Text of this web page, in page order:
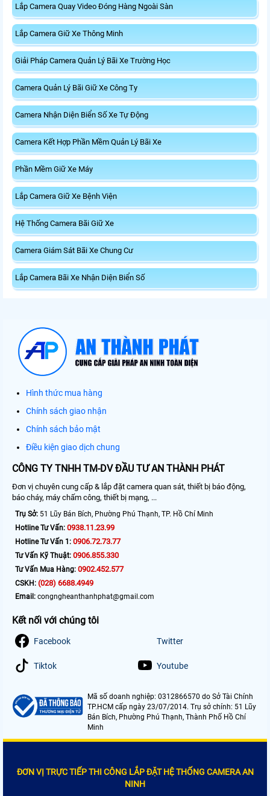
Lắp Camera Quay Video Đóng Hàng Ngoài Sàn
Lắp Camera Giữ Xe Thông Minh
Giải Pháp Camera Quản Lý Bãi Xe Trường Học
Camera Quản Lý Bãi Giữ Xe Công Ty
Camera Nhận Diện Biển Số Xe Tự Động
Camera Kết Hợp Phần Mềm Quản Lý Bãi Xe
Phần Mềm Giữ Xe Máy
Lắp Camera Giữ Xe Bệnh Viện
Hệ Thống Camera Bãi Giữ Xe
Camera Giám Sát Bãi Xe Chung Cư
Lắp Camera Bãi Xe Nhận Diện Biển Số
Hình thức mua hàng
Chính sách giao nhận
Chính sách bảo mật
Điều kiện giao dịch chung
CÔNG TY TNHH TM-DV ĐẦU TƯ AN THÀNH PHÁT
Đơn vị chuyên cung cấp & lắp đặt camera quan sát, thiết bị báo động,
báo cháy, máy chấm công, thiết bị mạng, ...
Trụ Sở: 51 Lũy Bán Bích, Phường Phú Thạnh, TP. Hồ Chí Minh
Hotline Tư Vấn: 0938.11.23.99
Hotline Tư Vấn 1: 0906.72.73.77
Tư Vấn Kỹ Thuật: 0906.855.330
Tư Vấn Mua Hàng: 0902.452.577
CSKH: (028) 6688.4949
Email: congngheanthanhphat@gmail.com
Kết nối với chúng tôi
Facebook Twitter
Tiktok Youtube
Mã số doanh nghiệp: 0312866570 do Sở Tài Chính
TP.HCM cấp ngày 23/07/2014. Trụ sở chính: 51 Lũy
Bán Bích, Phường Phú Thạnh, Thành Phố Hồ Chí
Minh
ĐƠN VỊ TRỰC TIẾP THI CÔNG LẮP ĐẶT HỆ THỐNG CAMERA AN
NINH